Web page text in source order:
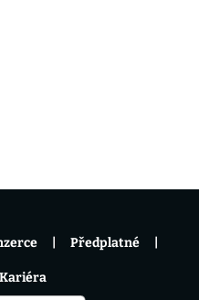
Předplatné
Kariéra